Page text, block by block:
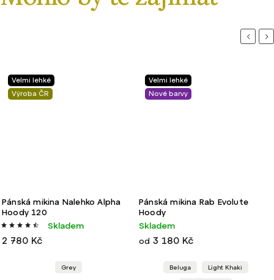
Velmi lehké
Nové barvy
Pánská mikina Rab Evolute
Hoody
Skladem
od
Beluga
Lehké
Pánská bunda Rab VR
Skladem
od 3 980 Kč
Deep Ink Graphene